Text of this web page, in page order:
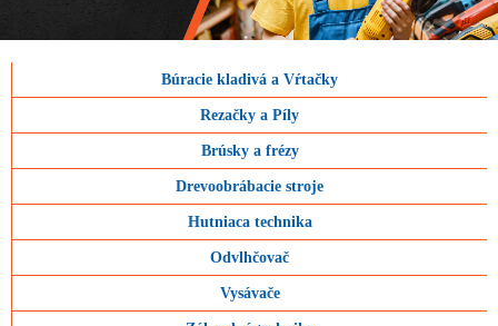
Búracie kladivá a Vŕtačky
Rezačky a Píly
Brúsky a frézy
Drevoobrábacie stroje
Hutniaca technika
Odvlhčovač
Vysávače